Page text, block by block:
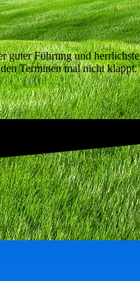
Führung und
Terminen mal nicht